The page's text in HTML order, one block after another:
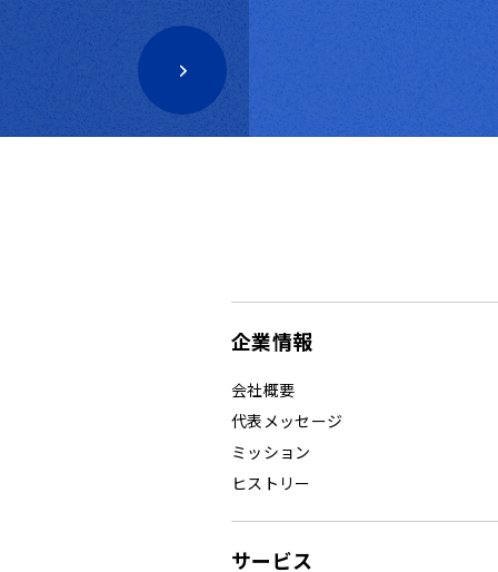
企業情報
会社概要
代表メッセージ
ミッション
ヒストリー
サービス